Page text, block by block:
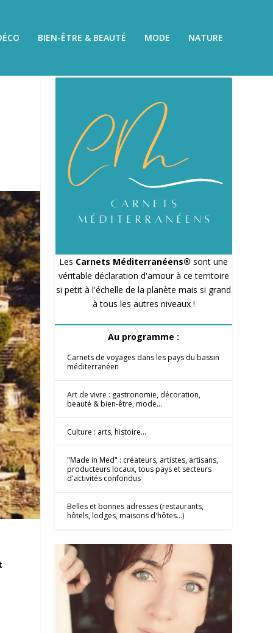
BIEN-ÊTRE & BEAUTÉ MODE NATURE
Les Carnets Méditerranéens® sont une
véritable déclaration d'amour à ce territoire
si petit à l'échelle de la planète mais si grand
à tous les autres niveaux !
Au programme :
Carnets de voyages dans les pays du bassin
méditerranéen
Art de vivre : gastronomie, décoration,
beauté & bien-être, mode...
Culture : arts, histoire...
"Made in Med" : créateurs, artistes, artisans,
producteurs locaux, tous pays et secteurs
d'activités confondus
Belles et bonnes adresses (restaurants,
hôtels, lodges, maisons d'hôtes...)